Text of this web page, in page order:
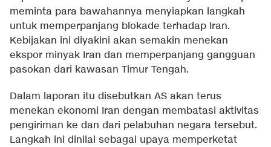
meminta para bawahannya menyiapkan langkah
untuk memperpanjang blokade terhadap Iran.
Kebijakan ini diyakini akan semakin menekan
ekspor minyak Iran dan memperpanjang gangguan
pasokan dari kawasan Timur Tengah.
Dalam laporan itu disebutkan AS akan terus
menekan ekonomi Iran dengan membatasi aktivitas
pengiriman ke dan dari pelabuhan negara tersebut.
Langkah ini dinilai sebagai upaya memperketat